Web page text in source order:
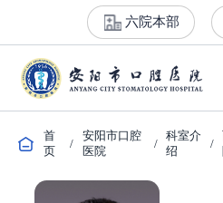
六院本部
首
页
/
安阳市口腔
医院
/
科室介
绍
/